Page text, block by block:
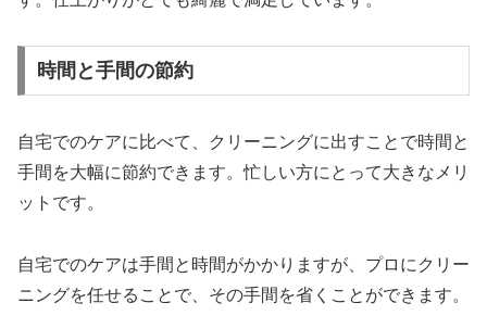
時間と手間の節約
自宅でのケアに比べて、クリーニングに出すことで時間と
手間を大幅に節約できます。忙しい方にとって大きなメリ
ットです。
自宅でのケアは手間と時間がかかりますが、プロにクリー
ニングを任せることで、その手間を省くことができます。